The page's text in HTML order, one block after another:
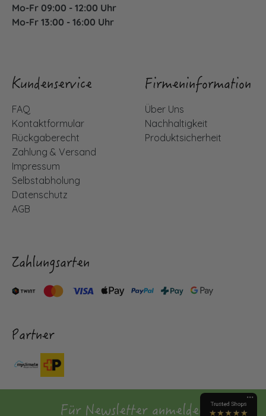
Mo-Fr 09:00 - 12:00 Uhr
Mo-Fr 13:00 - 16:00 Uhr
Kundenservice
FAQ
Kontaktformular
Rückgaberecht
Zahlung & Versand
Impressum
Selbstabholung
Datenschutz
AGB
Firmeninformation
Über Uns
Nachhaltigkeit
Produktsicherheit
Zahlungsarten
Partner
Für Newsletter anmelden